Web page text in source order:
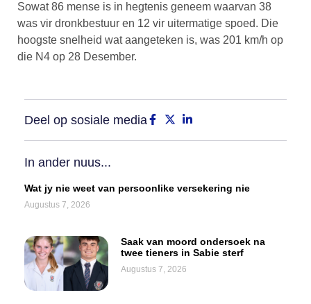
Sowat 86 mense is in hegtenis geneem waarvan 38
was vir dronkbestuur en 12 vir uitermatige spoed. Die
hoogste snelheid wat aangeteken is, was 201 km/h op
die N4 op 28 Desember.
Deel op sosiale media
In ander nuus...
Wat jy nie weet van persoonlike versekering nie
Augustus 7, 2026
Saak van moord ondersoek na
twee tieners in Sabie sterf
Augustus 7, 2026